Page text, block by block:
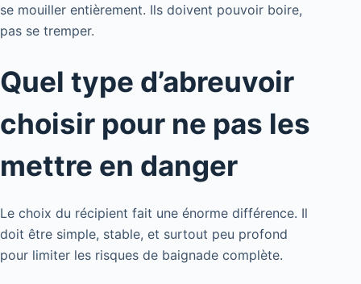
se mouiller entièrement. Ils doivent pouvoir boire,
pas se tremper.
Quel type d’abreuvoir
choisir pour ne pas les
mettre en danger
Le choix du récipient fait une énorme différence. Il
doit être simple, stable, et surtout peu profond
pour limiter les risques de baignade complète.